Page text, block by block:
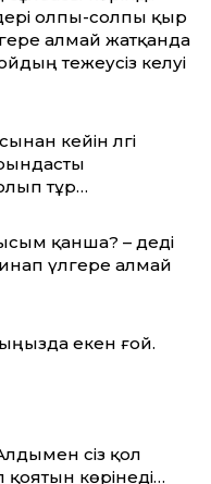
олпы-солпы қыр
алмай жатқанда
тежеусіз келуі
кейін әлгі
тұр…
қанша? – деді
үлгере алмай
екен ғой.
сіз қол
көрінеді…